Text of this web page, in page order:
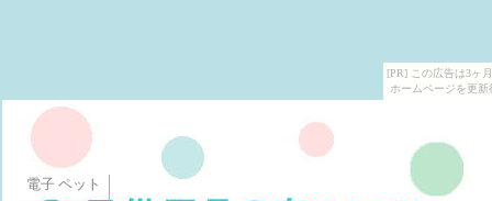
[PR] この広告は3ヶ
ホームページを更
電子 ペット